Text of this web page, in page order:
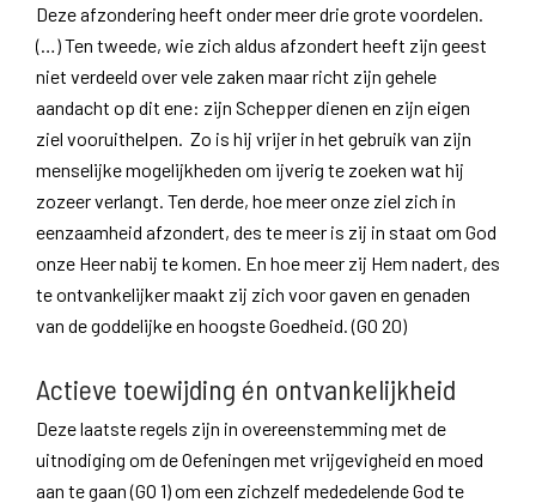
Deze afzondering heeft onder meer drie grote voordelen.
(…) Ten tweede, wie zich aldus afzondert heeft zijn geest
niet verdeeld over vele zaken maar richt zijn gehele
aandacht op dit ene: zijn Schepper dienen en zijn eigen
ziel vooruithelpen. Zo is hij vrijer in het gebruik van zijn
menselijke mogelijkheden om ijverig te zoeken wat hij
zozeer verlangt. Ten derde, hoe meer onze ziel zich in
eenzaamheid afzondert, des te meer is zij in staat om God
onze Heer nabij te komen. En hoe meer zij Hem nadert, des
te ontvankelijker maakt zij zich voor gaven en genaden
van de goddelijke en hoogste Goedheid. (GO 20)
Actieve toewijding én ontvankelijkheid
Deze laatste regels zijn in overeenstemming met de
uitnodiging om de Oefeningen met vrijgevigheid en moed
aan te gaan (GO 1) om een zichzelf mededelende God te